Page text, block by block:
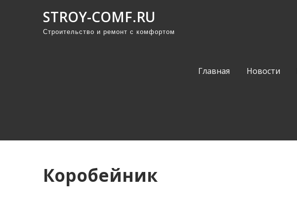
STROY-COMF.RU
Строительство и ремонт с комфортом
Главная Новости
Коробейник